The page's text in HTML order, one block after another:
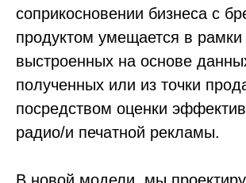
соприкосновении бизнеса с
продуктом умещается в рамки
выстроенных на основе
полученных или из точки
посредством оценки
радио/и печатной рекламы.